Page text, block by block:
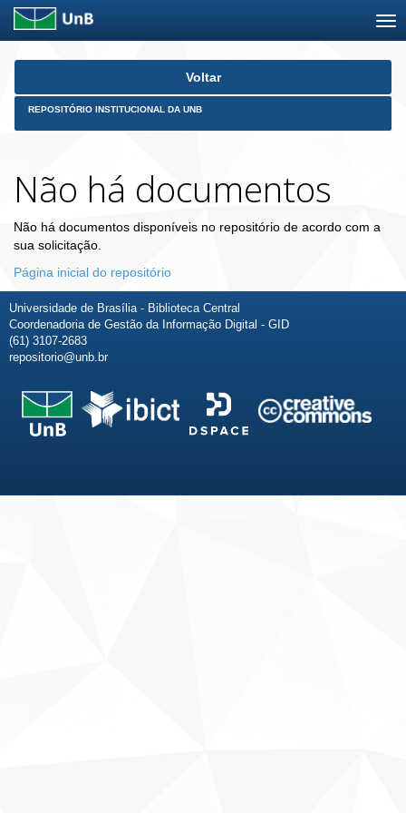
Skip
Voltar
REPOSITÓRIO INSTITUCIONAL DA UNB
Não há documentos
Não há documentos disponíveis no repositório de acordo com a
sua solicitação.
Página inicial do repositório
Universidade de Brasília - Biblioteca Central
Coordenadoria de Gestão da Informação Digital - GID
(61) 3107-2683
repositorio@unb.br